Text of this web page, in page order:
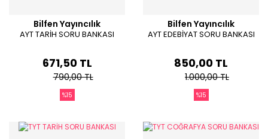
Bilfen Yayıncılık
AYT TARİH SORU BANKASI
671,50 TL
790,00 TL
%15
Bilfen Yayıncılık
AYT EDEBİYAT SORU BANKASI
850,00 TL
1.000,00 TL
%15